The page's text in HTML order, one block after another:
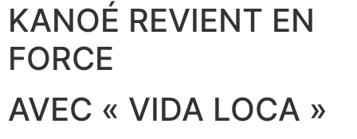
KANOÉ REVIENT EN
FORCE
AVEC « VIDA LOCA »